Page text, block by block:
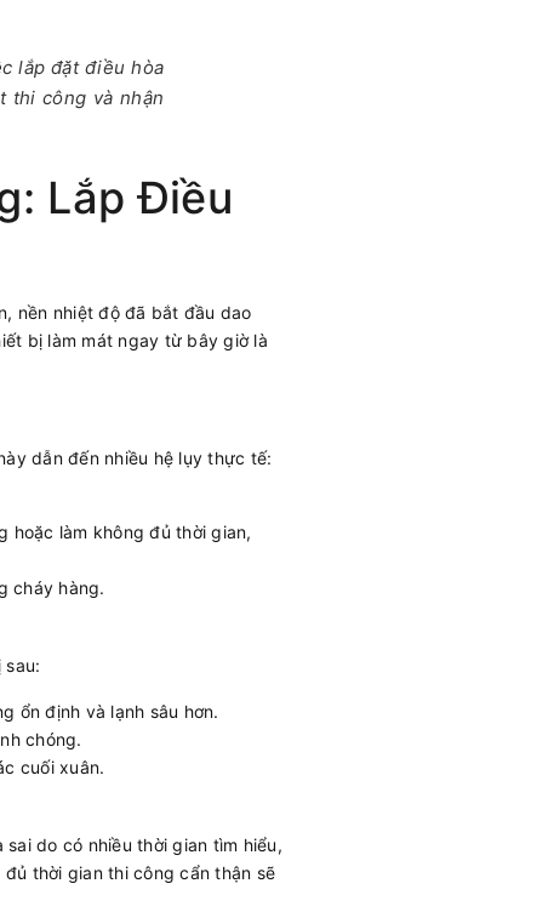
lắp đặt điều hòa
thi công và nhận
Lắp Điều
nền nhiệt độ đã bắt đầu dao
bị làm mát ngay từ bây giờ là
dẫn đến nhiều hệ lụy thực tế:
hoặc làm không đủ thời gian,
cháy hàng.
ổn định và lạnh sâu hơn.
chóng.
cuối xuân.
do có nhiều thời gian tìm hiểu,
thời gian thi công cẩn thận sẽ